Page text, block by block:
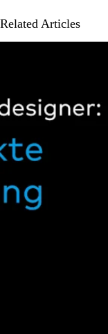
Related Articles